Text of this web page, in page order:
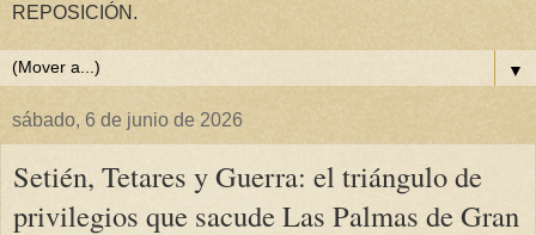
REPOSICIÓN.
▼
sábado, 6 de junio de 2026
Setién, Tetares y Guerra: el triángulo de
privilegios que sacude Las Palmas de Gran